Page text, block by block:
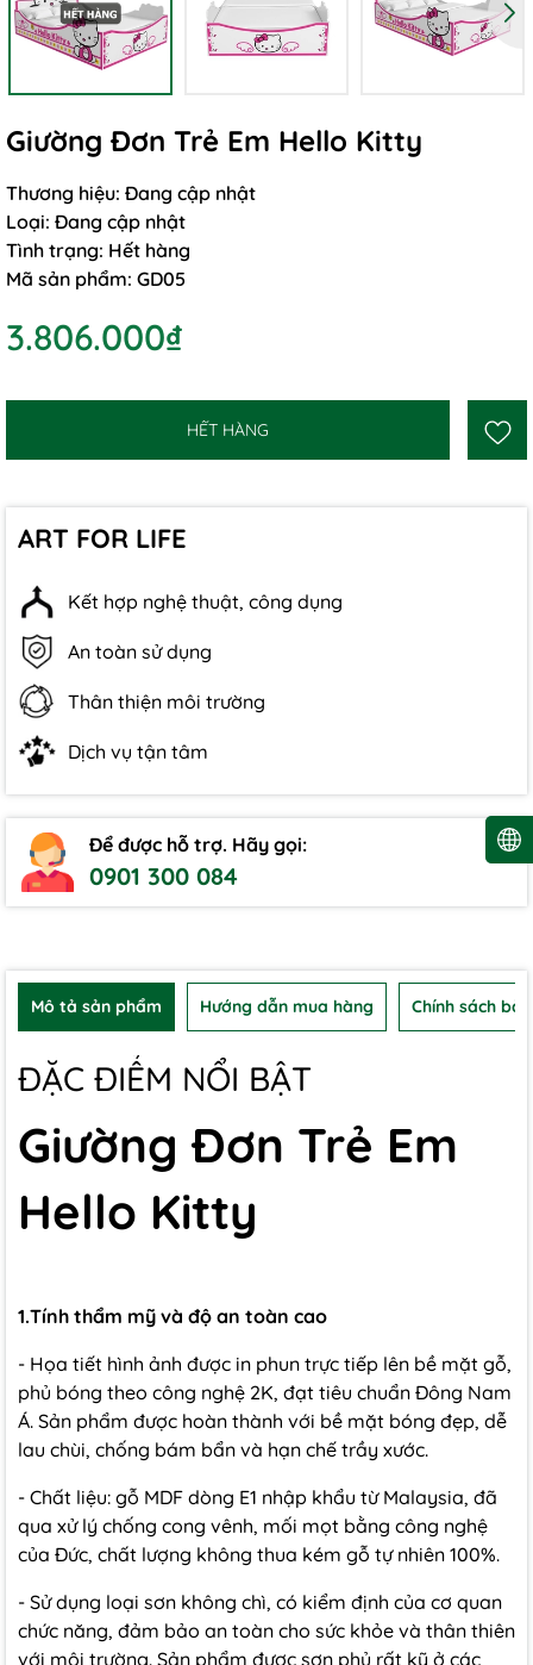
Giường Đơn Trẻ Em Hello Kitty
Thương hiệu: Đang cập nhật
Loại: Đang cập nhật
Tình trạng: Hết hàng
Mã sản phẩm: GD05
3.806.000₫
HẾT HÀNG
ART FOR LIFE
Kết hợp nghệ thuật, công dụng
An toàn sử dụng
Thân thiện môi trường
Dịch vụ tận tâm
Để được hỗ trợ. Hãy gọi:
0901 300 084
Mô tả sản phẩm Hướng dẫn mua hàng Chính sách
ĐẶC ĐIỂM NỔI BẬT
Giường Đơn Trẻ Em
Hello Kitty
1.Tính thẩm mỹ và độ an toàn cao
- Họa tiết hình ảnh được in phun trực tiếp lên bề mặt gỗ,
phủ bóng theo công nghệ 2K, đạt tiêu chuẩn Đông Nam
Á. Sản phẩm được hoàn thành với bề mặt bóng đẹp, dễ
lau chùi, chống bám bẩn và hạn chế trầy xước.
- Chất liệu: gỗ MDF dòng E1 nhập khẩu từ Malaysia, đã
qua xử lý chống cong vênh, mối mọt bằng công nghệ
của Đức, chất lượng không thua kém gỗ tự nhiên 100%.
- Sử dụng loại sơn không chì, có kiểm định của cơ quan
chức năng, đảm bảo an toàn cho sức khỏe và thân thiên
với môi trường. Sản phẩm được sơn phủ rất kỹ ở các